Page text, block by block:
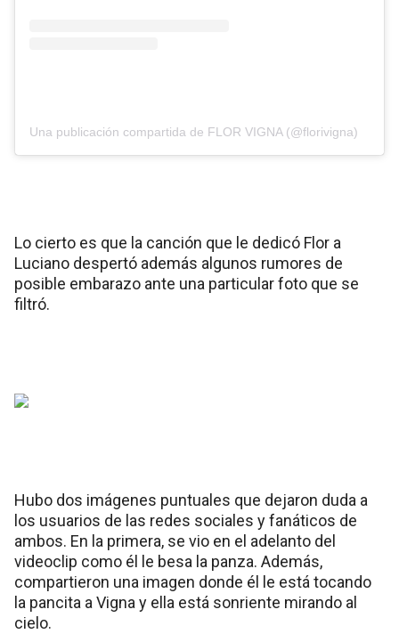
Una publicación compartida de FLOR VIGNA (@florivigna)
Lo cierto es que la canción que le dedicó Flor a
Luciano despertó además algunos rumores de
posible embarazo ante una particular foto que se
filtró.
Hubo dos imágenes puntuales que dejaron duda a
los usuarios de las redes sociales y fanáticos de
ambos. En la primera, se vio en el adelanto del
videoclip como él le besa la panza. Además,
compartieron una imagen donde él le está tocando
la pancita a Vigna y ella está sonriente mirando al
cielo.